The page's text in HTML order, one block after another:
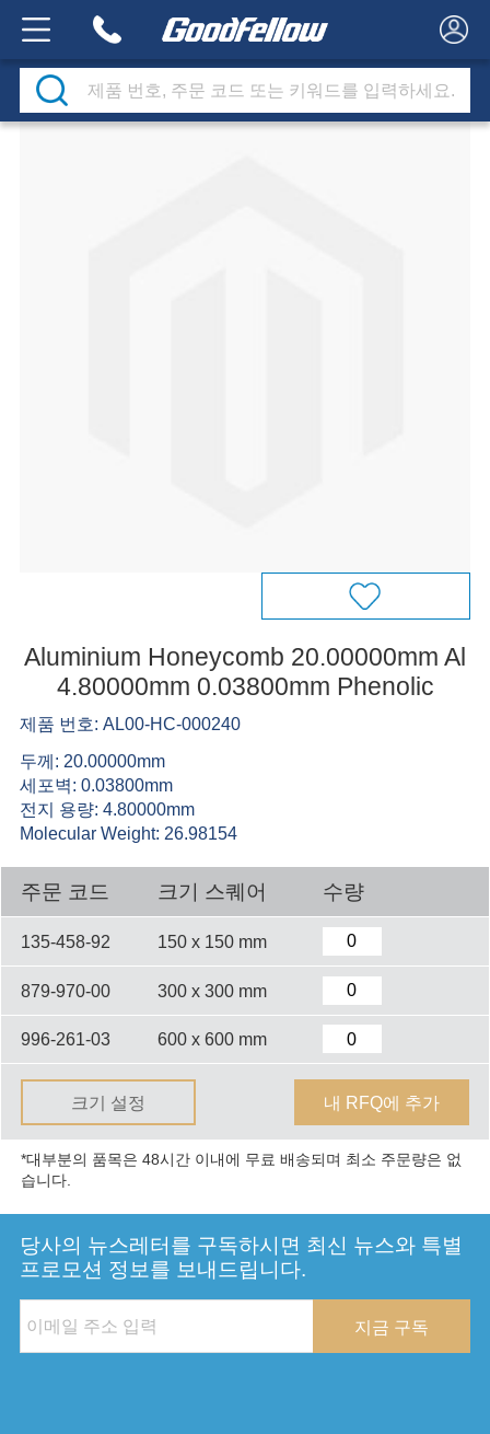
Aluminium Honeycomb 20.00000mm Al
4.80000mm 0.03800mm Phenolic
제품 번호: AL00-HC-000240
두께: 20.00000mm
세포벽: 0.03800mm
전지 용량: 4.80000mm
Molecular Weight: 26.98154
주문 코드 크기 스퀘어 수량
135-458-92 150 x 150 mm
879-970-00 300 x 300 mm
996-261-03 600 x 600 mm
크기 설정 내 RFQ에 추가
*대부분의 품목은 48시간 이내에 무료 배송되며 최소 주문량은 없
습니다.
당사의 뉴스레터를 구독하시면 최신 뉴스와 특별
프로모션 정보를 보내드립니다.
지금 구독